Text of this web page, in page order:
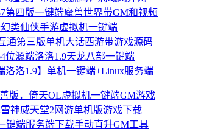
第四版一键端魔兽世界带GM和视频
类仙侠手游虚拟机一键端
通第三版单机大话西游带游戏源码
位源端洛洛1.9天龙八部一键端
洛洛1.9】单机一键端+Linux服务端
版，倚天OL虚拟机一键端GM游戏
神威天堂2网游单机版游戏下载
键端服务端下载手动直升GM工具